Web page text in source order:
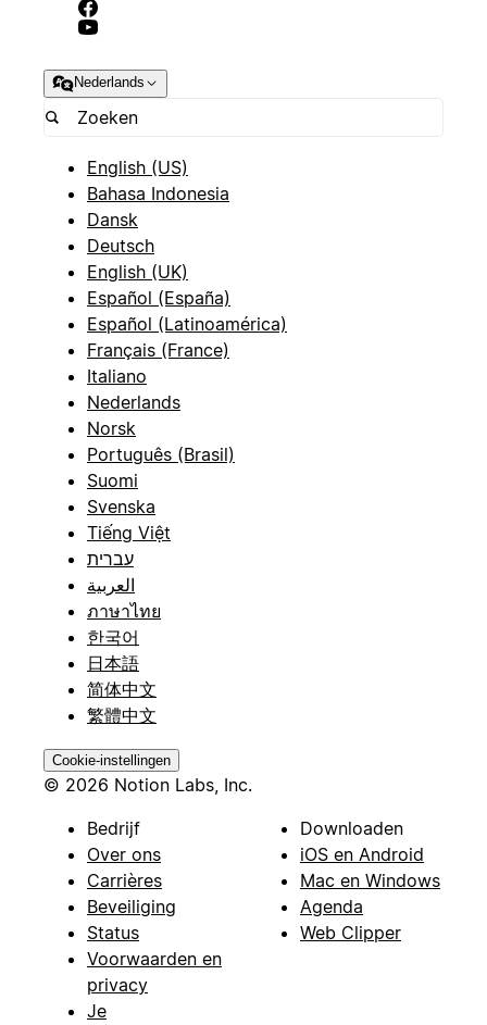
Nederlands
English (US)
Bahasa Indonesia
Dansk
Deutsch
English (UK)
Español (España)
Español (Latinoamérica)
Français (France)
Italiano
Nederlands
Norsk
Português (Brasil)
Suomi
Svenska
Tiếng Việt
עברית
العربية
ภาษาไทย
한국어
日本語
简体中文
繁體中文
Cookie-instellingen
© 2026 Notion Labs, Inc.
Bedrijf
Over ons
Carrières
Beveiliging
Status
Voorwaarden en
privacy
Je
Downloaden
iOS en Android
Mac en Windows
Agenda
Web Clipper